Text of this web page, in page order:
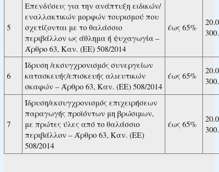
5
Επενδύσεις για την ανάπτυξη ειδικών/
εναλλακτικών μορφών τουρισμού που
σχετίζονται με το θαλάσσιο
περιβάλλον ως άθλημα ή ψυχαγωγία –
Άρθρο 63, Καν. (ΕΕ) 508/2014
έως 65%
6
Ίδρυση /εκσυγχρονισμός συνεργείων
κατασκευής/επισκευής αλιευτικών
σκαφών – Άρθρο 63, Καν. (ΕΕ) 508/2014
έως 65%
7
Ίδρυση/εκσυγχρονισμός επιχειρήσεων
παραγωγής προϊόντων μη βρώσιμων,
με πρώτες ύλες από το θαλάσσιο
περιβάλλον – Άρθρο 63, Καν. (ΕΕ)
508/2014
έως 65%